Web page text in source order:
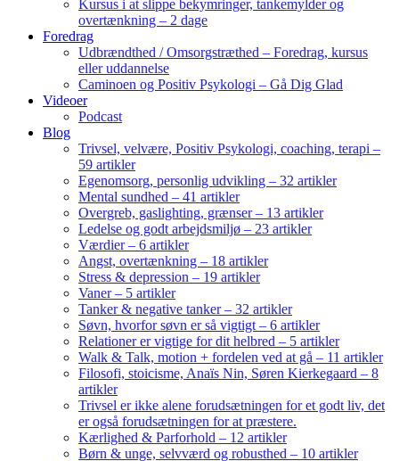
Kursus i at slippe bekymringer, tankemylder og
overtænkning – 2 dage
Foredrag
Udbrændthed / Omsorgstræthed – Foredrag, kursus
eller uddannelse
Caminoen og Positiv Psykologi – Gå Dig Glad
Videoer
Podcast
Blog
Trivsel, velvære, Positiv Psykologi, coaching, terapi –
59 artikler
Egenomsorg, personlig udvikling – 32 artikler
Mental sundhed – 41 artikler
Overgreb, gaslighting, grænser – 13 artikler
Ledelse og godt arbejdsmiljø – 23 artikler
Værdier – 6 artikler
Angst, overtænkning – 18 artikler
Stress & depression – 19 artikler
Vaner – 5 artikler
Tanker & negative tanker – 32 artikler
Søvn, hvorfor søvn er så vigtigt – 6 artikler
Relationer er vigtige for dit helbred – 5 artikler
Walk & Talk, motion + fordelen ved at gå – 11 artikler
Filosofi, stoicisme, Anaïs Nin, Søren Kierkegaard – 8
artikler
Trivsel er ikke alene forudsætningen for et godt liv, det
er også forudsætningen for at præstere.
Kærlighed & Parforhold – 12 artikler
Børn & unge, selvværd og robusthed – 10 artikler